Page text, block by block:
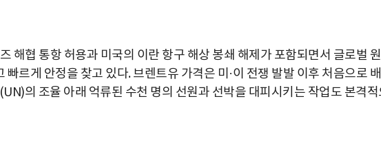
해협 통항 허용과 미국의 이란 항구 해상 봉쇄 해제가 포함되면서 글로벌 원
르게 안정을 찾고 있다. 브렌트유 가격은 미·이 전쟁 발발 이후 처음으로 배
의 조율 아래 억류된 수천 명의 선원과 선박을 대피시키는 작업도 본격적